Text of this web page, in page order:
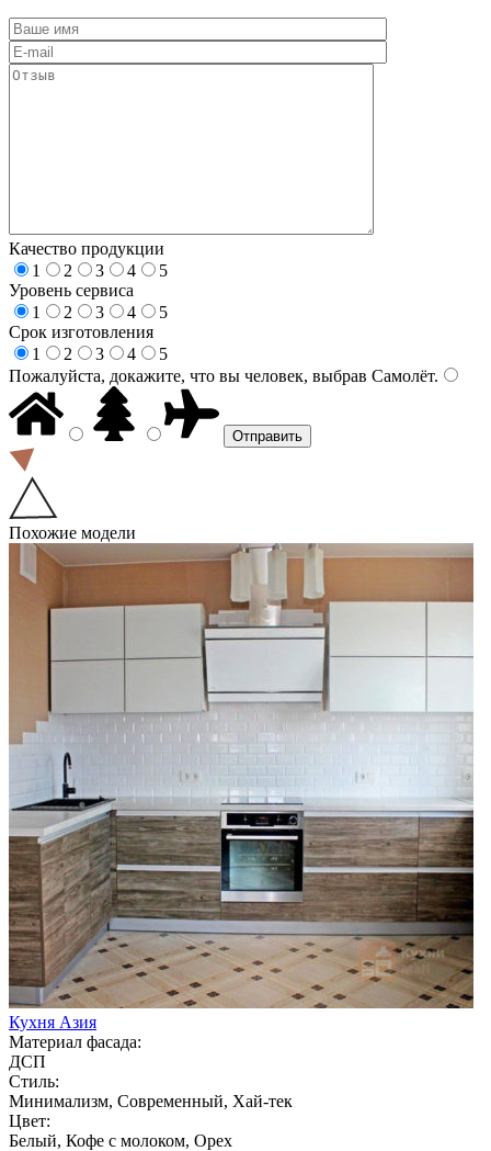
Качество продукции
1
2 3 4
5
Уровень сервиса
1
2 3 4
5
Срок изготовления
1
2 3 4
5
Пожалуйста, докажите, что вы человек, выбрав Самолёт.
Похожие модели
Кухня Азия
Материал фасада:
ДСП
Стиль:
Минимализм, Современный, Хай-тек
Цвет:
Белый, Кофе с молоком, Орех